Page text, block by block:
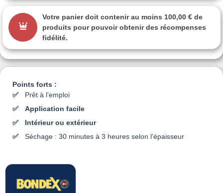
Points forts :
Prêt à l'emploi
Application facile
Intérieur ou extérieur
Séchage : 30 minutes à 3 heures selon l'épaisseur
Votre panier doit contenir au moins 100,00 € de
produits pour pouvoir obtenir des récompenses
fidélité.